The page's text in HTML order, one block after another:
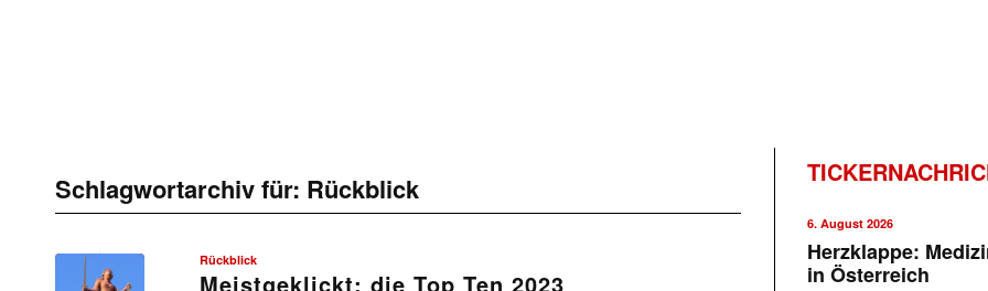
Schlagwortarchiv für: Rückblick
Rückblick
Meistgeklickt: die Top Ten 2023
6. August 2026
Herzklappe:
in Österreich